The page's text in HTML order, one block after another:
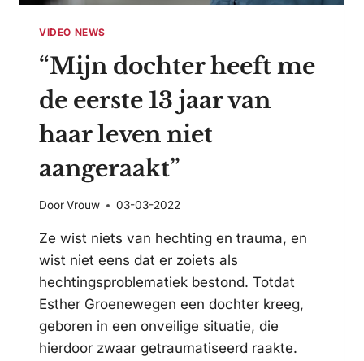
VIDEO NEWS
“Mijn dochter heeft me
de eerste 13 jaar van
haar leven niet
aangeraakt”
DoorVrouw 03-03-2022
Ze wist niets van hechting en trauma, en
wist niet eens dat er zoiets als
hechtingsproblematiek bestond. Totdat
Esther Groenewegen een dochter kreeg,
geboren in een onveilige situatie, die
hierdoor zwaar getraumatiseerd raakte.